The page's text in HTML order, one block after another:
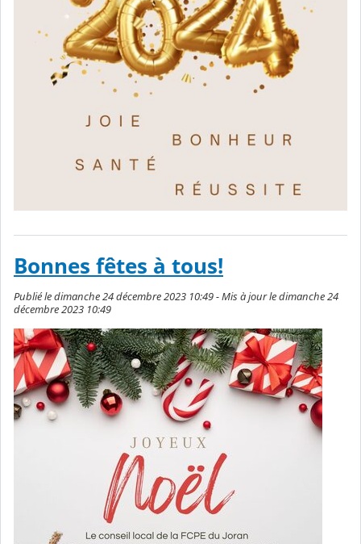
Bonnes fêtes à tous!
Publié le dimanche 24 décembre 2023 10:49 - Mis à jour le dimanche 24
décembre 2023 10:49